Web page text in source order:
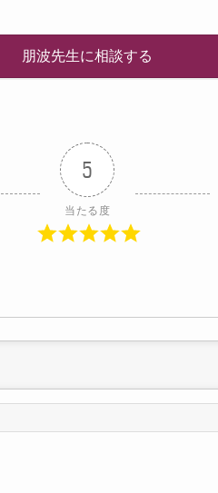
朋波先生に相談する
5
当たる度